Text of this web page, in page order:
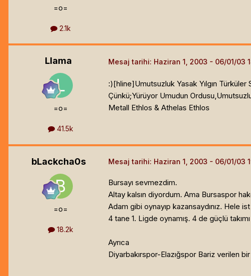
=o=
2.1k
Llama
=o=
41.5k
Mesaj tarihi: Haziran 1, 2003
:)[hline]Umutsuzluk Yasak Yılgın
Çünkü;Yürüyor Umudun
Metall Ethlos & Athelas Ethlos
bLackcha0s
=o=
18.2k
Mesaj tarihi: Haziran 1, 2003
Bursayı sevmezdim.
Altay kalsın diyordum. Ama Bursaspor
Adam gibi oynayıp kazansaydınız. Hele
4 tane 1. Ligde oynamış. 4 de güçlü
Ayrıca
Diyarbakırspor-Elazığspor Bariz verilen